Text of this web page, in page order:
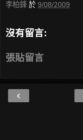
李柏鋒 於 9/08/2009
沒有留言:
張貼留言
‹